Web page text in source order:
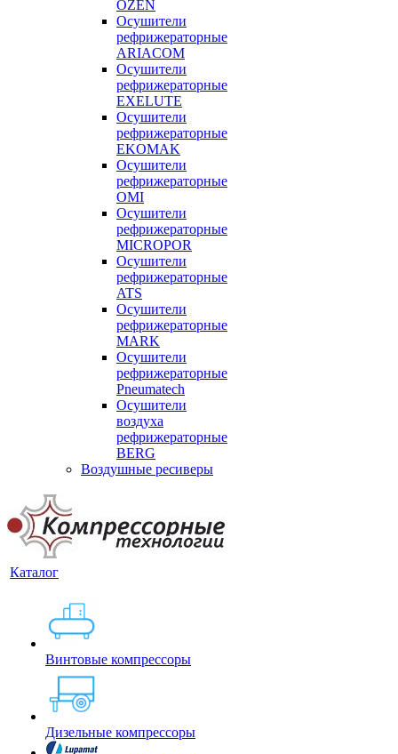
OZEN
Осушители
рефрижераторные
ARIACOM
Осушители
рефрижераторные
EXELUTE
Осушители
рефрижераторные
EKOMAK
Осушители
рефрижераторные
OMI
Осушители
рефрижераторные
MICROPOR
Осушители
рефрижераторные
ATS
Осушители
рефрижераторные
MARK
Осушители
рефрижераторные
Pneumatech
Осушители
воздуха
рефрижераторные
BERG
Воздушные ресиверы
Каталог
Винтовые компрессоры
Дизельные компрессоры